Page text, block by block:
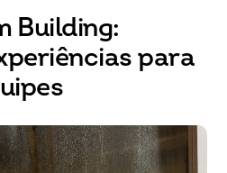
Building:
para